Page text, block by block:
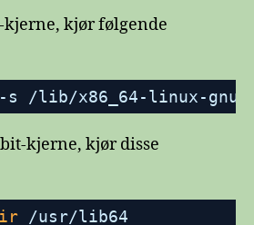
kjerne, kjør følgende
-s /lib/x86_64-linux-
kjerne, kjør disse
/usr/lib64